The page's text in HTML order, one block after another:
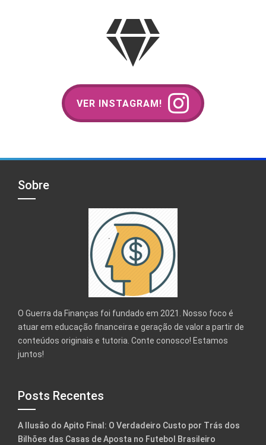
VER INSTAGRAM!
Sobre
O Guerra da Finanças foi fundado em 2021. Nosso foco é
atuar em educação financeira e geração de valor a partir de
conteúdos originais e tutoria. Conte conosco! Estamos
juntos!
Posts Recentes
A Ilusão do Apito Final: O Verdadeiro Custo por Trás dos
Bilhões das Casas de Aposta no Futebol Brasileiro